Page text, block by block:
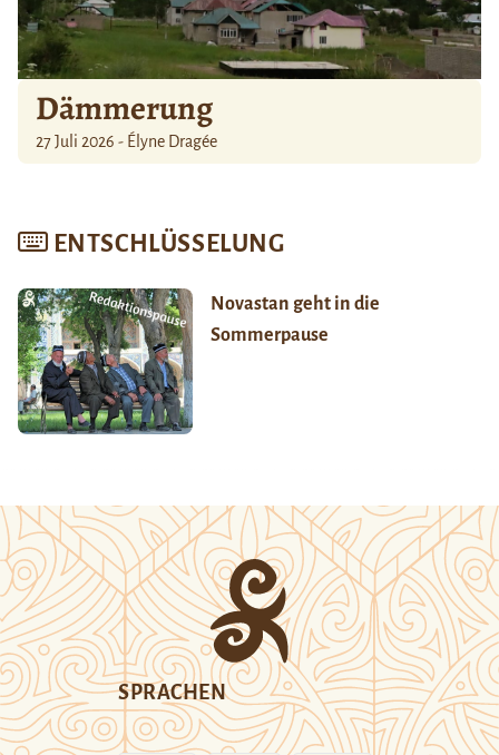
Dämmerung
27 Juli 2026 - Élyne Dragée
ENTSCHLÜSSELUNG
Novastan geht in die
Sommerpause
SPRACHEN